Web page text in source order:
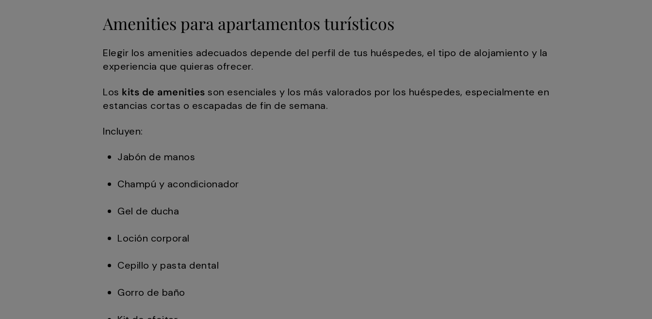
Amenities para apartamentos turísticos
Elegir los amenities adecuados depende del perfil de tus huéspedes, el tipo de alojamiento y la
experiencia que quieras ofrecer.
Los kits de amenities son esenciales y los más valorados por los huéspedes, especialmente en
estancias cortas o escapadas de fin de semana.
Incluyen:
Jabón de manos
Champú y acondicionador
Gel de ducha
Loción corporal
Cepillo y pasta dental
Gorro de baño